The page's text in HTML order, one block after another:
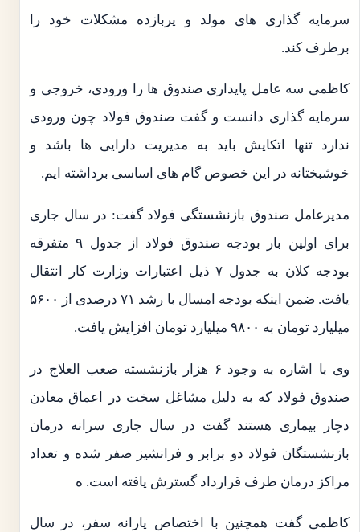
سرمایه گذاری های مولد و پربازده مشکلات خود را
برطرف کند.
کاظمی سه عامل پایداری صندوق ها را ورودی، خروجی و
سرمایه گذاری دانست و گفت صندوق فولاد چون ورودی
ندارد تنها اتکایش باید به مدیریت دارایی ها باشد و
خوشبختانه در این خصوص گام های اساسی برداشته ایم.
مدیرعامل صندوق بازنشستگی فولاد گفت: در سال جاری
برای اولین بار بودجه صندوق فولاد از جدول ۹ متفرقه
بودجه کلان به جدول ۷ ذیل اعتبارات وزارت کار انتقال
یافت. ضمن اینکه بودجه امسال با رشد ۷۱ درصدی از ۵۶۰۰
میلیارد تومان به ۹۸۰۰ میلیارد تومان افزایش یافت.
وی با اشاره به وجود ۶ هزار بازنشسته صعب العلاج در
صندوق فولاد که به دلیل مشاغل سخت در اعماق معادن
دچار بیماری هستند گفت در سال جاری سرانه درمان
بازنشستگان فولاد دو برابر و فرانشیز صفر شده و تعداد
مراکز درمان طرف قرارداد گسترش یافته است. ه
کاظمی گفت همچنین با اختصاص یارانه سفر، در سال